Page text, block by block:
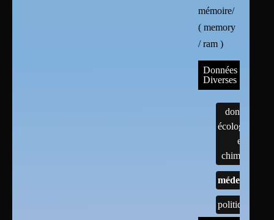
mémoire/
( memory
/ ram )
Données
Diverses
données
écologiques
et
chimiques
médecine
politique